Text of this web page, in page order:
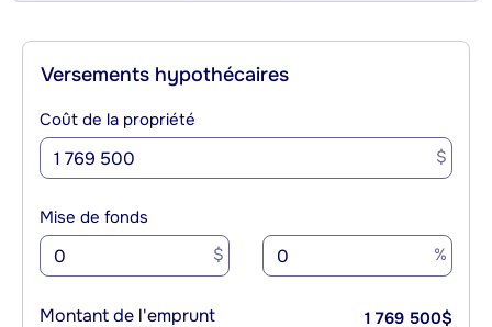
Versements hypothécaires
Coût de la propriété
$
Mise de fonds
$ %
Montant de l'emprunt 1 769 500$